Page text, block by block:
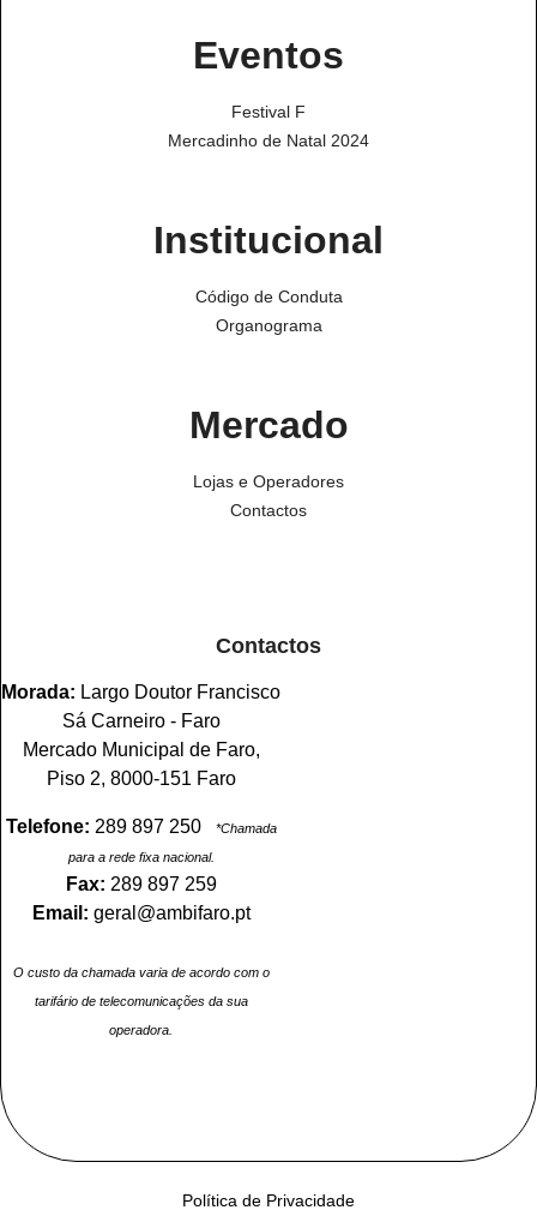
Eventos
Festival F
Mercadinho de Natal 2024
Institucional
Código de Conduta
Organograma
Mercado
Lojas e Operadores
Contactos
Contactos
Morada: Largo Doutor Francisco
Sá Carneiro - Faro
Mercado Municipal de Faro,
Piso 2, 8000-151 Faro
Telefone: 289 897 250
*Chamada
para a rede fixa nacional.
Fax: 289 897 259
Email: geral@ambifaro.pt
O custo da chamada varia de acordo com o
tarifário de telecomunicações da sua
operadora.
Política de Privacidade